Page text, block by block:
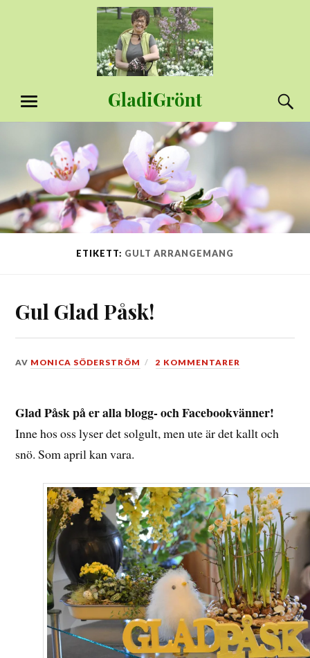
GladiGrönt
MENY
ETIKETT: GULT ARRANGEMANG
Gul Glad Påsk!
DEN
2017
AV MONICA SÖDERSTRÖM 2 KOMMENTARER
Glad Påsk på er alla blogg- och Facebookvänner!
Inne hos oss lyser det solgult, men ute är det kallt och
snö. Som april kan vara.